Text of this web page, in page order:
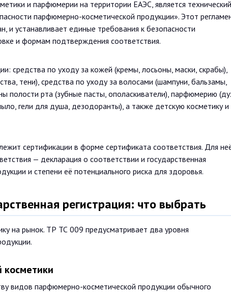
и парфюмерии на территории ЕАЭС, является технический
парфюмерно-косметической продукции». Этот
и устанавливает единые требования к безопасности
и формам подтверждения соответствия.
средства по уходу за кожей (кремы, лосьоны, маски, скрабы),
тени), средства по уходу за волосами (шампуни, бальзамы,
полости рта (зубные пасты, ополаскиватели), парфюмерию
гели для душа, дезодоранты), а также детскую косметику и
сертификации в форме сертификата соответствия. Для
— декларация о соответствии и государственная
и степени её потенциального риска для здоровья.
регистрация: что выбрать
на рынок. ТР ТС 009 предусматривает два уровня
видов парфюмерно-косметической продукции обычного